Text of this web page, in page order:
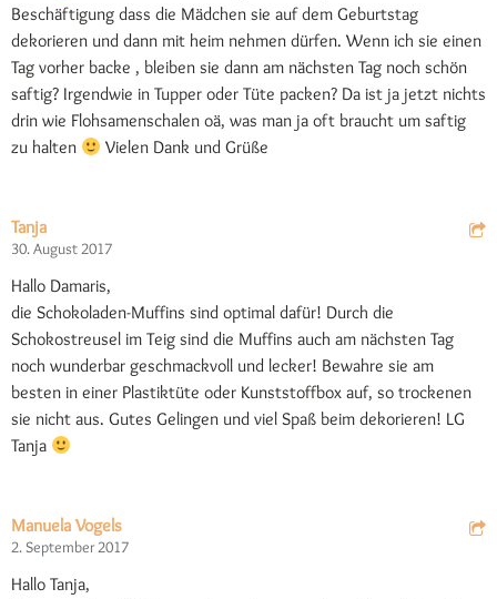
Beschäftigung dass die Mädchen sie auf dem Geburtstag
dekorieren und dann mit heim nehmen dürfen. Wenn ich sie einen
Tag vorher backe , bleiben sie dann am nächsten Tag noch schön
saftig? Irgendwie in Tupper oder Tüte packen? Da ist ja jetzt nichts
drin wie Flohsamenschalen oä, was man ja oft braucht um saftig
zu halten
Vielen Dank und Grüße
Tanja
30. August 2017
Hallo Damaris,
die Schokoladen-Muffins sind optimal dafür! Durch die
Schokostreusel im Teig sind die Muffins auch am nächsten Tag
noch wunderbar geschmackvoll und lecker! Bewahre sie am
besten in einer Plastiktüte oder Kunststoffbox auf, so trockenen
sie nicht aus. Gutes Gelingen und viel Spaß beim dekorieren! LG
Tanja
Manuela Vogels
2. September 2017
Hallo Tanja,